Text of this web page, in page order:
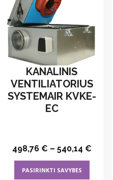
KANALINIS
VENTILIATORIUS
SYSTEMAIR KVKE-
EC
498,76 € – 540,14 €
PASIRINKTI SAVYBES